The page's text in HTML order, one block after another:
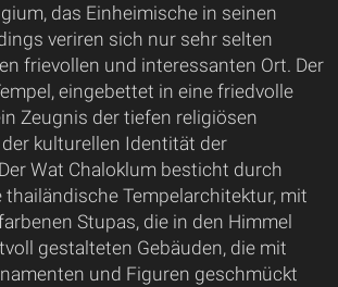
das Einheimische in seinen
veriren sich nur sehr selten
frievollen und interessanten Ort. Der
eingebettet in eine friedvolle
Zeugnis der tiefen religiösen
kulturellen Identität der
Wat Chaloklum besticht durch
thailändische Tempelarchitektur, mit
Stupas, die in den Himmel
gestalteten Gebäuden, die mit
und Figuren geschmückt